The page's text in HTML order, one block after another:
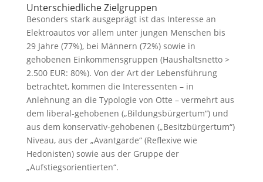
Unterschiedliche Zielgruppen
Besonders stark ausgeprägt ist das Interesse an
Elektroautos vor allem unter jungen Menschen bis
29 Jahre (77%), bei Männern (72%) sowie in
gehobenen Einkommensgruppen (Haushaltsnetto >
2.500 EUR: 80%). Von der Art der Lebensführung
betrachtet, kommen die Interessenten – in
Anlehnung an die Typologie von Otte – vermehrt aus
dem liberal-gehobenen („Bildungsbürgertum“) und
aus dem konservativ-gehobenen („Besitzbürgertum“)
Niveau, aus der „Avantgarde“ (Reflexive wie
Hedonisten) sowie aus der Gruppe der
„Aufstiegsorientierten“.